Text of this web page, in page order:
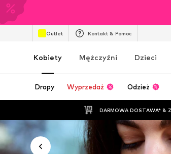
Outlet Kontakt & Pomoc
Kobiety Mężczyźni Dzieci
Dropy Wyprzedaż Odzież
DARMOWA DOSTAWA* &